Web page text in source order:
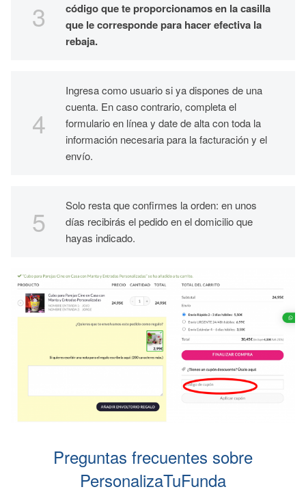
código que te proporcionamos en la casilla
que le corresponde para hacer efectiva la
rebaja.
Ingresa como usuario si ya dispones de una
cuenta. En caso contrario, completa el
formulario en línea y date de alta con toda la
información necesaria para la facturación y el
envío.
Solo resta que confirmes la orden: en unos
días recibirás el pedido en el domicilio que
hayas indicado.
Preguntas frecuentes sobre
PersonalizaTuFunda